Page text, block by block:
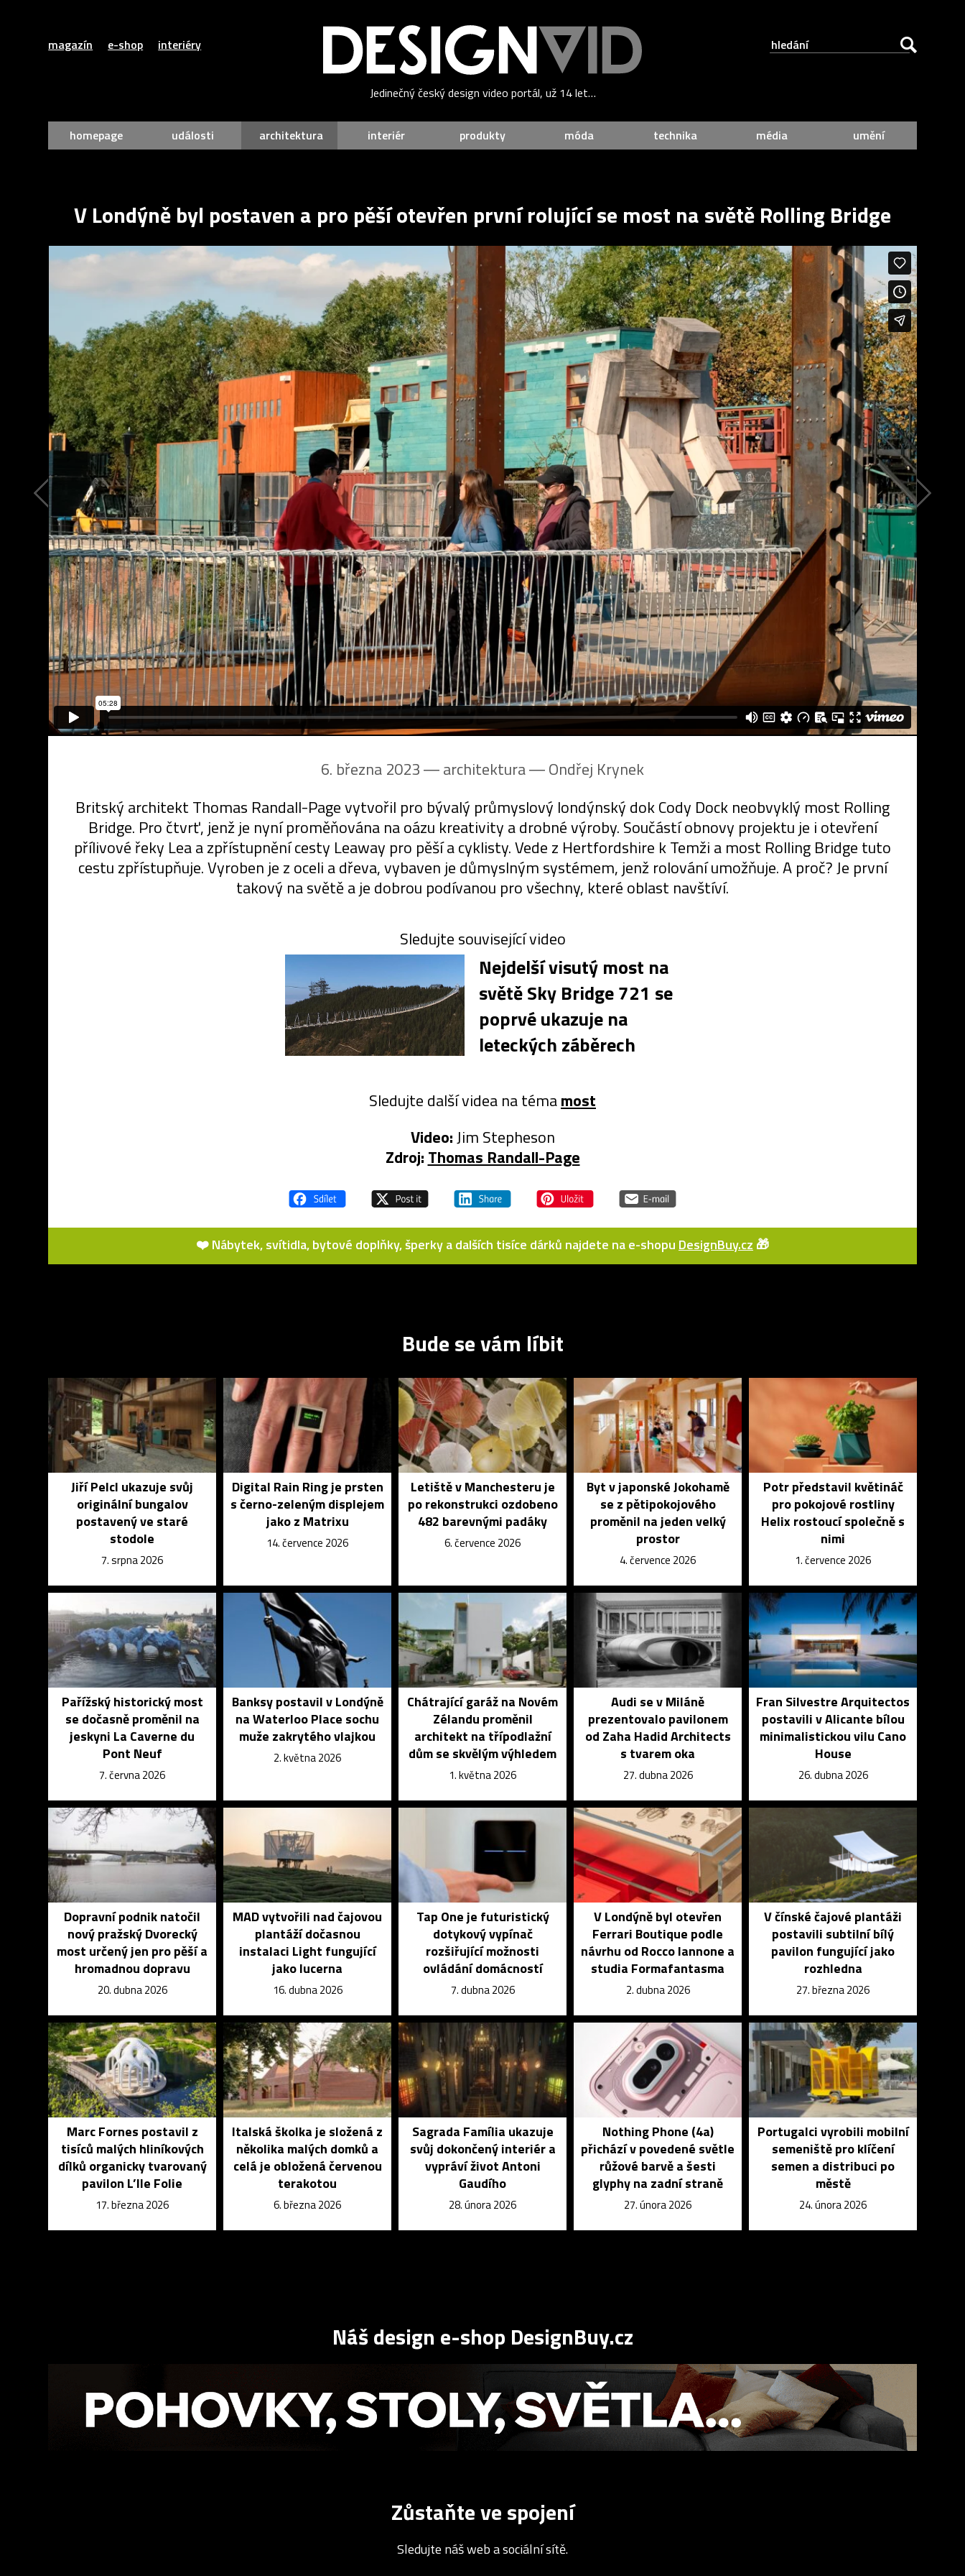
magazín e-shop interiéry
Jedinečný český design video portál, už 14 let…
homepage události architektura interiér produkty móda technika média umění
V Londýně byl postaven a pro pěší otevřen první rolující se most na světě Rolling Bridge
6. března 2023 ― architektura ―Ondřej Krynek
Britský architekt Thomas Randall-Page vytvořil pro bývalý průmyslový londýnský dok Cody Dock neobvyklý most Rolling
Bridge. Pro čtvrť, jenž je nyní proměňována na oázu kreativity a drobné výroby. Součástí obnovy projektu je i otevření
přílivové řeky Lea a zpřístupnění cesty Leaway pro pěší a cyklisty. Vede z Hertfordshire k Temži a most Rolling Bridge tuto
cestu zpřístupňuje. Vyroben je z oceli a dřeva, vybaven je důmyslným systémem, jenž rolování umožňuje. A proč? Je první
takový na světě a je dobrou podívanou pro všechny, které oblast navštíví.
Sledujte související video
Nejdelší visutý most na
světě Sky Bridge 721 se
poprvé ukazuje na
leteckých záběrech
Sledujte další videa na témamost
Video:Jim Stepheson
Zdroj: Thomas Randall-Page
❤️ Nábytek, svítidla, bytové doplňky, šperky a dalších tisíce dárků najdete na e-shopu DesignBuy.cz 🎁
Bude se vám líbit
Jiří Pelcl ukazuje svůj
originální bungalov
postavený ve staré
stodole
7. srpna 2026
Digital Rain Ring je prsten
s černo-zeleným displejem
jako z Matrixu
14. července 2026
Letiště v Manchesteru je
po rekonstrukci ozdobeno
482 barevnými padáky
6. července 2026
Byt v japonské Jokohamě
se z pětipokojového
proměnil na jeden velký
prostor
4. července 2026
Potr představil květináč
pro pokojové rostliny
Helix rostoucí společně s
nimi
1. července 2026
Pařížský historický most
se dočasně proměnil na
jeskyni La Caverne du
Pont Neuf
7. června 2026
Banksy postavil v Londýně
na Waterloo Place sochu
muže zakrytého vlajkou
2. května 2026
Chátrající garáž na Novém
Zélandu proměnil
architekt na třípodlažní
dům se skvělým výhledem
1. května 2026
Audi se v Miláně
prezentovalo pavilonem
od Zaha Hadid Architects
s tvarem oka
27. dubna 2026
Fran Silvestre Arquitectos
postavili v Alicante bílou
minimalistickou vilu Cano
House
26. dubna 2026
Dopravní podnik natočil
nový pražský Dvorecký
most určený jen pro pěší a
hromadnou dopravu
20. dubna 2026
MAD vytvořili nad čajovou
plantáží dočasnou
instalaci Light fungující
jako lucerna
16. dubna 2026
Tap One je futuristický
dotykový vypínač
rozšiřující možnosti
ovládání domácností
7. dubna 2026
V Londýně byl otevřen
Ferrari Boutique podle
návrhu od Rocco Iannone a
studia Formafantasma
2. dubna 2026
V čínské čajové plantáži
postavili subtilní bílý
pavilon fungující jako
rozhledna
27. března 2026
Marc Fornes postavil z
tisíců malých hliníkových
dílků organicky tvarovaný
pavilon L’Ile Folie
17. března 2026
Italská školka je složená z
několika malých domků a
celá je obložená červenou
terakotou
6. března 2026
Sagrada Família ukazuje
svůj dokončený interiér a
vypráví život Antoni
Gaudího
28. února 2026
Nothing Phone (4a)
přichází v povedené světle
růžové barvě a šesti
glyphy na zadní straně
27. února 2026
Portugalci vyrobili mobilní
semeniště pro klíčení
semen a distribuci po
městě
24. února 2026
Náš design e-shop DesignBuy.cz
Zůstaňte ve spojení
Sledujte náš web a sociální sítě.